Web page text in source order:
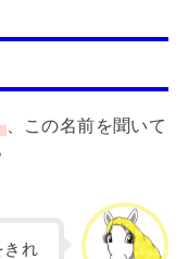
、この名前を聞いて
きれ